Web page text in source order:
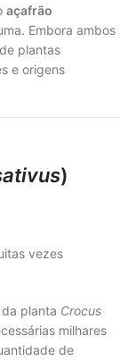
açafrão
Embora ambos
plantas
e origens
)
vezes
planta Crocus
milhares
de